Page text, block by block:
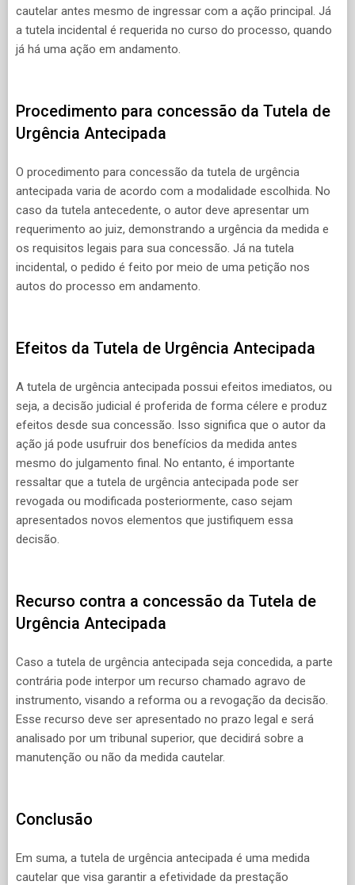
cautelar antes mesmo de ingressar com a ação principal. Já
a tutela incidental é requerida no curso do processo, quando
já há uma ação em andamento.
Procedimento para concessão da Tutela de
Urgência Antecipada
O procedimento para concessão da tutela de urgência
antecipada varia de acordo com a modalidade escolhida. No
caso da tutela antecedente, o autor deve apresentar um
requerimento ao juiz, demonstrando a urgência da medida e
os requisitos legais para sua concessão. Já na tutela
incidental, o pedido é feito por meio de uma petição nos
autos do processo em andamento.
Efeitos da Tutela de Urgência Antecipada
A tutela de urgência antecipada possui efeitos imediatos, ou
seja, a decisão judicial é proferida de forma célere e produz
efeitos desde sua concessão. Isso significa que o autor da
ação já pode usufruir dos benefícios da medida antes
mesmo do julgamento final. No entanto, é importante
ressaltar que a tutela de urgência antecipada pode ser
revogada ou modificada posteriormente, caso sejam
apresentados novos elementos que justifiquem essa
decisão.
Recurso contra a concessão da Tutela de
Urgência Antecipada
Caso a tutela de urgência antecipada seja concedida, a parte
contrária pode interpor um recurso chamado agravo de
instrumento, visando a reforma ou a revogação da decisão.
Esse recurso deve ser apresentado no prazo legal e será
analisado por um tribunal superior, que decidirá sobre a
manutenção ou não da medida cautelar.
Conclusão
Em suma, a tutela de urgência antecipada é uma medida
cautelar que visa garantir a efetividade da prestação